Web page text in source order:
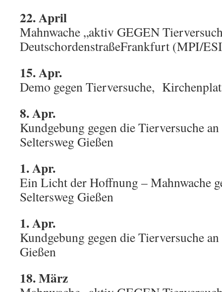
22. April
Mahnwache „aktiv GEGEN
DeutschordenstraßeFrankfurt (MPI/
15. Apr.
Demo gegen Tierversuche,
8. Apr.
Kundgebung gegen die Tierversuche
Seltersweg Gießen
1. Apr.
Ein Licht der Hoffnung – Mahnwache
Seltersweg Gießen
1. Apr.
Kundgebung gegen die Tierversuche
Gießen
18. März